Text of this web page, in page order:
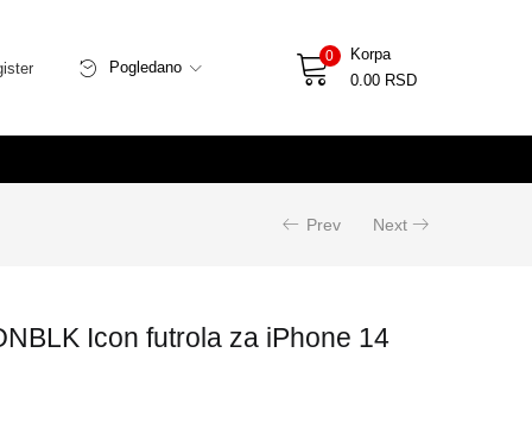
Pogledano
0
Korpa
0.00 RSD
Prev Next
Icon futrola za iPhone 14